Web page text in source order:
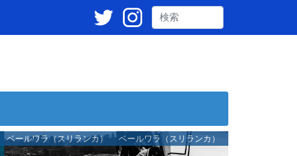
ベールワラ（スリランカ） ベールワラ（スリランカ）